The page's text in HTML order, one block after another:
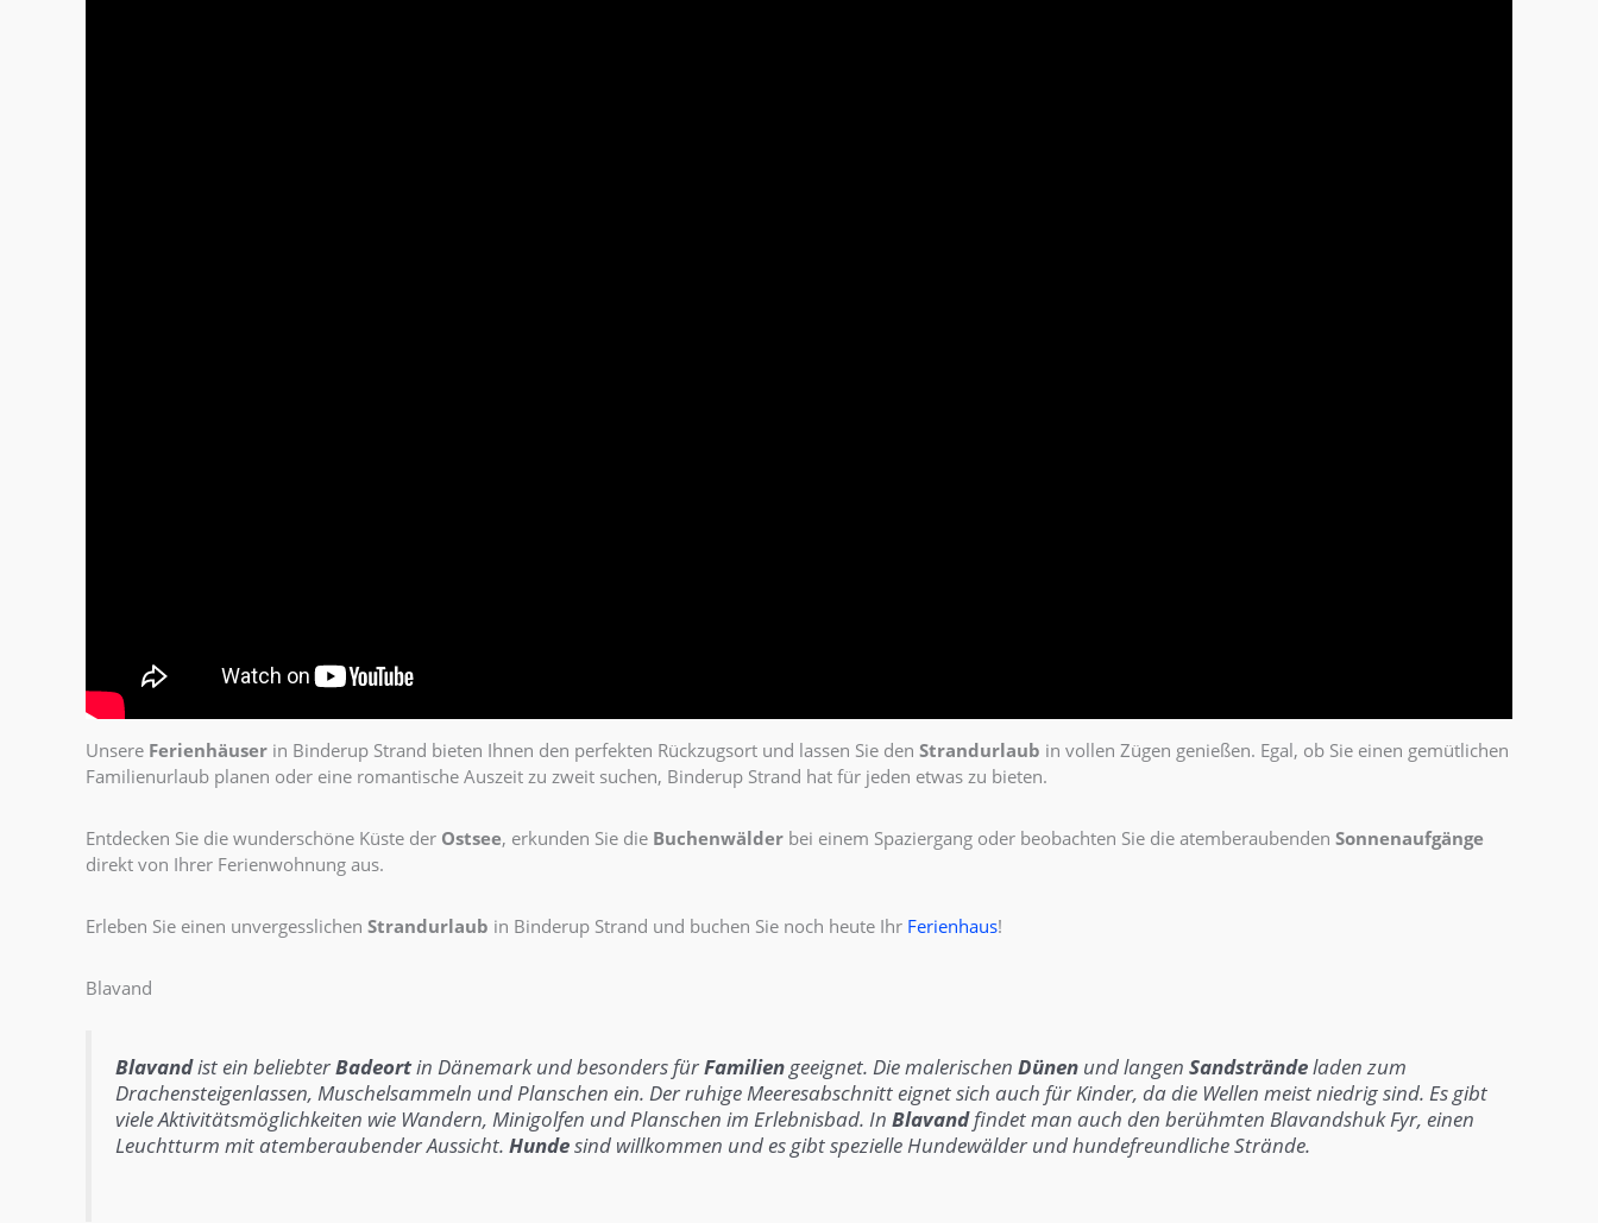
Unsere Ferienhäuser in Binderup Strand bieten Ihnen den perfekten Rückzugsort und lassen Sie den Strandurlaub in vollen Zügen genießen. Egal, ob Sie einen gemütlichen
Familienurlaub planen oder eine romantische Auszeit zu zweit suchen, Binderup Strand hat für jeden etwas zu bieten.
Entdecken Sie die wunderschöne Küste der Ostsee, erkunden Sie die Buchenwälder bei einem Spaziergang oder beobachten Sie die atemberaubenden Sonnenaufgänge
direkt von Ihrer Ferienwohnung aus.
Erleben Sie einen unvergesslichen Strandurlaub in Binderup Strand und buchen Sie noch heute Ihr Ferienhaus!
Blavand
Blavandist ein beliebterBadeortin Dänemark und besonders fürFamilien geeignet. Die malerischen Dünen und langen Sandsträndeladen zum
Drachensteigenlassen, Muschelsammeln undPlanschen ein. Der ruhige Meeresabschnitt eignet sich auch für Kinder, da die Wellen meist niedrig sind. Es gibt
viele Aktivitätsmöglichkeiten wie Wandern, Minigolfen und Planschen im Erlebnisbad. In Blavandfindet man auch den berühmten Blavandshuk Fyr, einen
Leuchtturm mit atemberaubender Aussicht. Hundesind willkommen und es gibt spezielle Hundewälder und hundefreundliche Strände.